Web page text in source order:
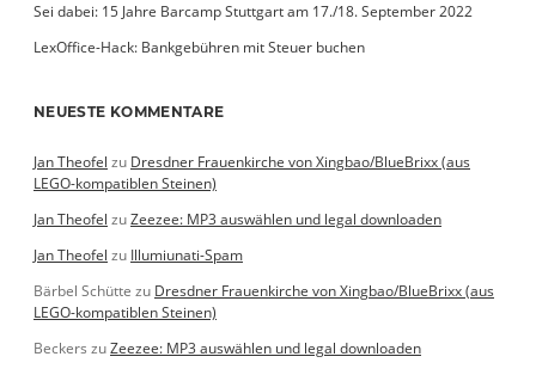
Sei dabei: 15 Jahre Barcamp Stuttgart am 17./18. September 2022
LexOffice-Hack: Bankgebühren mit Steuer buchen
NEUESTE KOMMENTARE
Jan Theofel zu Dresdner Frauenkirche von Xingbao/BlueBrixx (aus
LEGO-kompatiblen Steinen)
Jan Theofel zuZeezee: MP3 auswählen und legal downloaden
Jan Theofel zu Illumiunati-Spam
Bärbel Schütte zu Dresdner Frauenkirche von Xingbao/BlueBrixx (aus
LEGO-kompatiblen Steinen)
Beckers zuZeezee: MP3 auswählen und legal downloaden